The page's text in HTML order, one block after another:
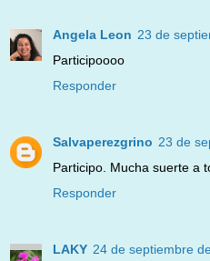
Angela Leon 23 de
Participoooo
Responder
Salvaperezgrino 23 de
Participo. Mucha suerte a
Responder
LAKY 24 de septiembre